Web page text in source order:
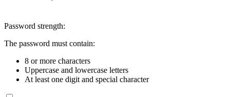
Password strength:
The password must contain:
8 or more characters
Uppercase and lowercase letters
At least one digit and special character